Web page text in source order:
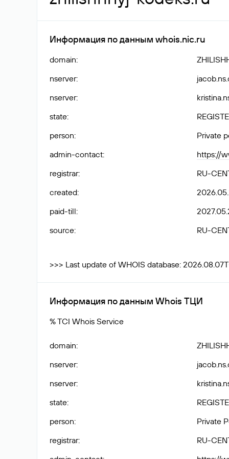
Информация по данным whois.nic.ru
domain:
nserver:
nserver:
state:
person:
Private
admin-contact:
https://
registrar:
RU-
created:
paid-till:
source: RU-
>>> Last update of WHOIS database:
Информация по данным Whois ТЦИ
% TCI Whois Service
domain:
nserver:
nserver:
state:
person:
Private
registrar:
RU-